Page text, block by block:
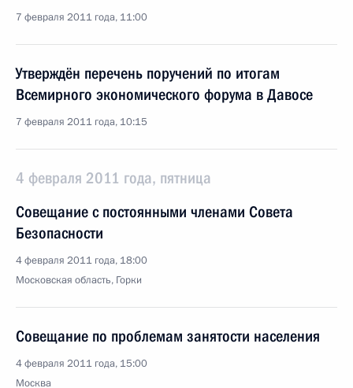
7 февраля 2011 года, 11:00
Утверждён перечень поручений по итогам
Всемирного экономического форума в Давосе
7 февраля 2011 года, 10:15
4 февраля 2011 года, пятница
Совещание с постоянными членами Совета
Безопасности
4 февраля 2011 года, 18:00
Московская область, Горки
Совещание по проблемам занятости населения
4 февраля 2011 года, 15:00
Москва